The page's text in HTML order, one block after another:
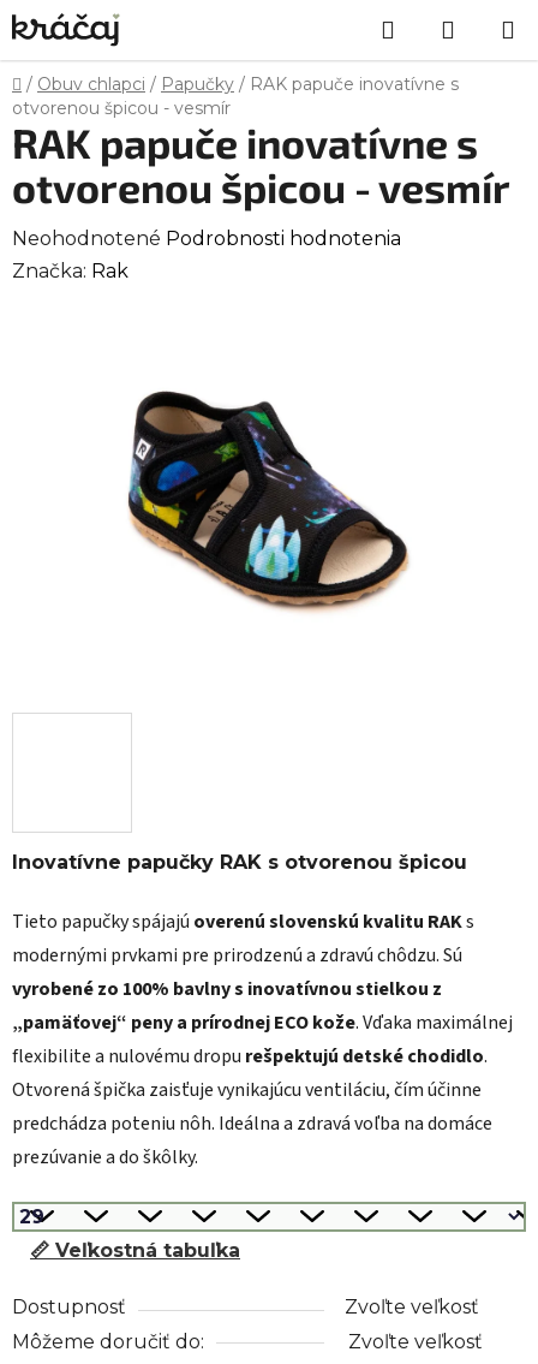
Prejsť
na
obsah
Hľadať
KOŠÍK
Domov
/ Obuv chlapci / Papučky / RAK papuče inovatívne s
otvorenou špicou - vesmír
Inovatívne papučky RAK s otvorenou špicou
Tieto papučky spájajú overenú slovenskú kvalitu RAKs
modernými prvkami pre prirodzenú a zdravú chôdzu. Sú
vyrobené zo 100% bavlny s inovatívnou stielkou z
„pamäťovej“ peny a prírodnej ECO kože. Vďaka maximálnej
flexibilite a nulovému dropu rešpektujú detské chodidlo.
Otvorená špička zaisťuje vynikajúcu ventiláciu, čím účinne
predchádza poteniu nôh. Ideálna a zdravá voľba na domáce
prezúvanie a do škôlky.
📏 Veľkostná tabuľka
Dostupnosť
Zvoľte veľkosť
Môžeme doručiť do:
Zvoľte veľkosť
RAK papuče inovatívne s
otvorenou špicou - vesmír
Priemerné
hodnotenie
Neohodnotené Podrobnosti hodnotenia
Značka: Rak